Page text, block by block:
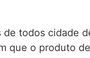
todos cidade
que o produto